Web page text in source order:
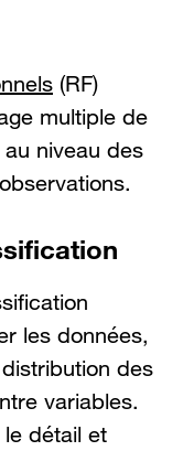
(RF)
multiple de
niveau des
les données,
des
variables.
détail et